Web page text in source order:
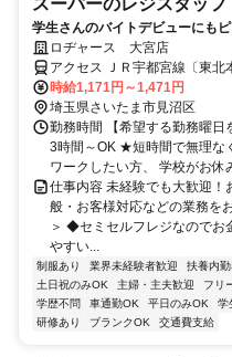
スーパーのレジスタッフ
学生さんのバイトデビューにも
は主婦スタッフさんが活躍中です♪
ロヂャース 大宮店
アクセス ＪＲ宇都宮線〔東北
新宿ライン 東大宮東口徒歩約
Ｒ上野東京ライン/ＪＲ湘南新
田線〔アーバンパークライン
時給1,171円～1,471円
埼玉県さいたま市見沼区
勤務時間 【希望する勤務曜
3時間～OK ★短時間で無理な
ワークしたい方、 学校がお
仕事内容 未経験でも大歓迎！
般・お客様対応などの業務を
＞ ◆セミセルフレジなのでお
やすい...
制服あり 業界未経験者歓迎 扶養内
土日祝のみOK
主婦・主夫歓迎 フリ
学歴不問
車通勤OK 平日のみOK 学
研修あり
ブランクOK 交通費支給